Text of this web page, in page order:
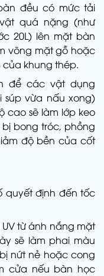
đều có mức tải
quá nặng (như
20L) lên mặt bàn
võng mặt gỗ hoặc
khung thép.
để các vật dụng
vừa nấu xong)
cao sẽ làm lớp keo
bong tróc, phồng
độ bền của cốt
quyết định đến tốc
UV từ ánh nắng mặt
sẽ làm phai màu
nứt nẻ hoặc cong
cửa nếu bàn học